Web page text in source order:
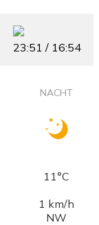
23:51 / 16:54
NACHT
11°C
1 km/h
NW